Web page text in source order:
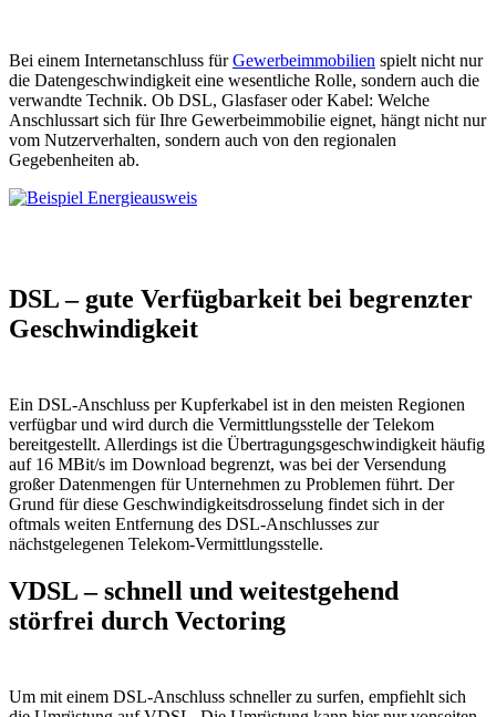
Bei einem Internetanschluss fürGewerbeimmobilien spielt nicht nur
die Datengeschwindigkeit eine wesentliche Rolle, sondern auch die
verwandte Technik. Ob DSL, Glasfaser oder Kabel: Welche
Anschlussart sich für Ihre Gewerbeimmobilie eignet, hängt nicht nur
vom Nutzerverhalten, sondern auch von den regionalen
Gegebenheiten ab.
DSL – gute Verfügbarkeit bei begrenzter
Geschwindigkeit
Ein DSL-Anschluss per Kupferkabel ist in den meisten Regionen
verfügbar und wird durch die Vermittlungsstelle der Telekom
bereitgestellt. Allerdings ist die Übertragungsgeschwindigkeit häufig
auf 16 MBit/s im Download begrenzt, was bei der Versendung
großer Datenmengen für Unternehmen zu Problemen führt. Der
Grund für diese Geschwindigkeitsdrosselung findet sich in der
oftmals weiten Entfernung des DSL-Anschlusses zur
nächstgelegenen Telekom-Vermittlungsstelle.
VDSL – schnell und weitestgehend
störfrei durch Vectoring
Um mit einem DSL-Anschluss schneller zu surfen, empfiehlt sich